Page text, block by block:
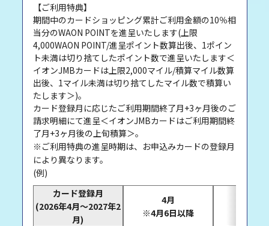
【ご利用特典】
期間中のカードショッピング累計ご利用金額の10％相
当分のWAON POINTを進呈いたします(上限
4,000WAON POINT/進呈ポイント数算出後、1ポイン
ト未満は切り捨てしたポイント数で進呈いたします＜
イオンJMBカードは上限2,000マイル/積算マイル数算
出後、1マイル未満は切り捨てしたマイル数で積算い
たします＞)。
カード登録月に応じたご利用期間終了月+3ヶ月後のご
請求明細にて進呈＜イオンJMBカードはご利用期間終
了月+3ヶ月後の上旬積算＞。
※ご利用特典の進呈時期は、お申込みカードの登録月
により異なります。
(例)
カード登録月
(2026年4月〜2027年2
月)
4月
※4月6日以降